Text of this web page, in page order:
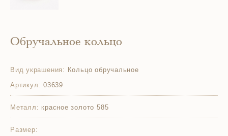
Обручальное кольцо
Вид украшения: Кольцо обручальное
Артикул: 03639
Металл: красное золото 585
Размер: